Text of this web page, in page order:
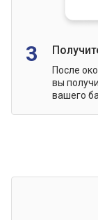
3
После
вы
вашего